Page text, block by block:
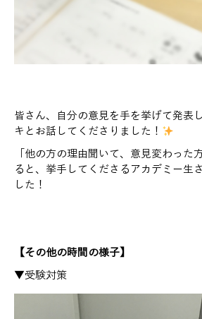
皆さん、自分の意見を手を挙げて発表
キとお話してくださりました！
「他の方の理由聞いて、意見変わった
ると、挙手してくださるアカデミー生
した！
【その他の時間の様子】
▼受験対策